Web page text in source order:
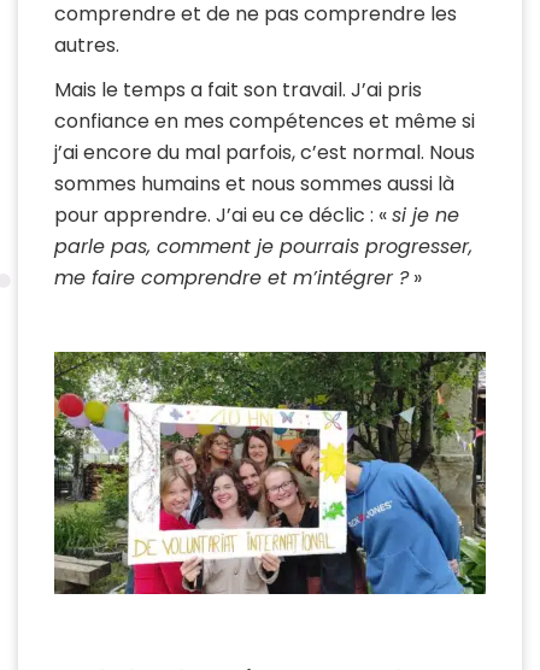
comprendre et de ne pas comprendre les
autres.
Mais le temps a fait son travail. J’ai pris
confiance en mes compétences et même si
j’ai encore du mal parfois, c’est normal. Nous
sommes humains et nous sommes aussi là
pour apprendre. J’ai eu ce déclic : «si je ne
parle pas, comment je pourrais progresser,
me faire comprendre et m’intégrer ?»